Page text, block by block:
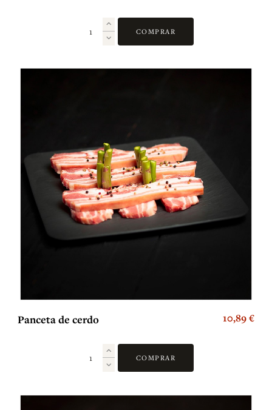
COMPRAR
Panceta de cerdo 10,89 €
COMPRAR